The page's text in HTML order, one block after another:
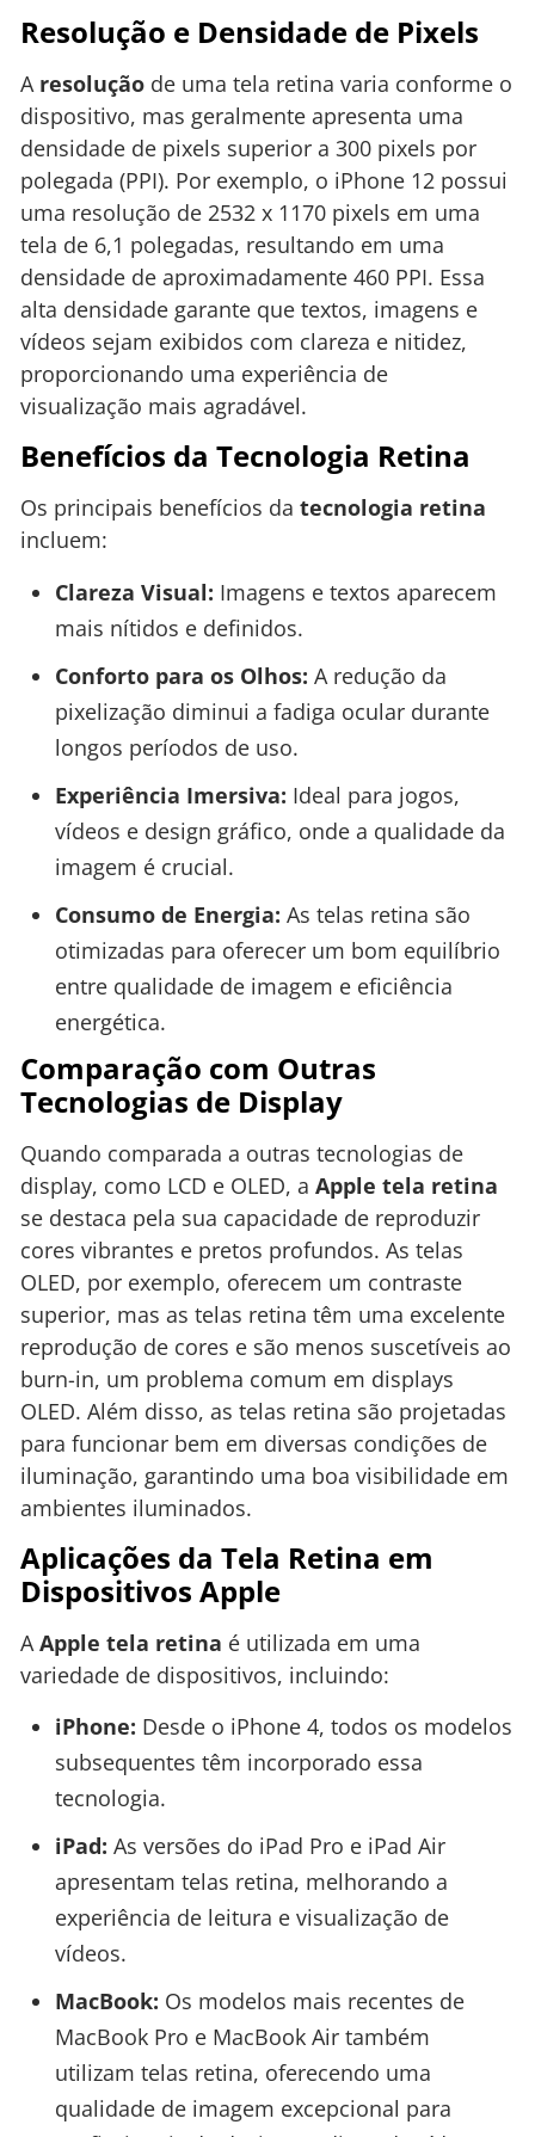
Resolução e Densidade de Pixels
A resolução de uma tela retina varia conforme o
dispositivo, mas geralmente apresenta uma
densidade de pixels superior a 300 pixels por
polegada (PPI). Por exemplo, o iPhone 12 possui
uma resolução de 2532 x 1170 pixels em uma
tela de 6,1 polegadas, resultando em uma
densidade de aproximadamente 460 PPI. Essa
alta densidade garante que textos, imagens e
vídeos sejam exibidos com clareza e nitidez,
proporcionando uma experiência de
visualização mais agradável.
Benefícios da Tecnologia Retina
Os principais benefícios da tecnologia retina
incluem:
Clareza Visual: Imagens e textos aparecem
mais nítidos e definidos.
Conforto para os Olhos: A redução da
pixelização diminui a fadiga ocular durante
longos períodos de uso.
Experiência Imersiva: Ideal para jogos,
vídeos e design gráfico, onde a qualidade da
imagem é crucial.
Consumo de Energia: As telas retina são
otimizadas para oferecer um bom equilíbrio
entre qualidade de imagem e eficiência
energética.
Comparação com Outras
Tecnologias de Display
Quando comparada a outras tecnologias de
display, como LCD e OLED, a Apple tela retina
se destaca pela sua capacidade de reproduzir
cores vibrantes e pretos profundos. As telas
OLED, por exemplo, oferecem um contraste
superior, mas as telas retina têm uma excelente
reprodução de cores e são menos suscetíveis ao
burn-in, um problema comum em displays
OLED. Além disso, as telas retina são projetadas
para funcionar bem em diversas condições de
iluminação, garantindo uma boa visibilidade em
ambientes iluminados.
Aplicações da Tela Retina em
Dispositivos Apple
AApple tela retina é utilizada em uma
variedade de dispositivos, incluindo:
iPhone: Desde o iPhone 4, todos os modelos
subsequentes têm incorporado essa
tecnologia.
iPad: As versões do iPad Pro e iPad Air
apresentam telas retina, melhorando a
experiência de leitura e visualização de
vídeos.
MacBook: Os modelos mais recentes de
MacBook Pro e MacBook Air também
utilizam telas retina, oferecendo uma
qualidade de imagem excepcional para